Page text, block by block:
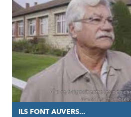
ILS FONT AUVERS...